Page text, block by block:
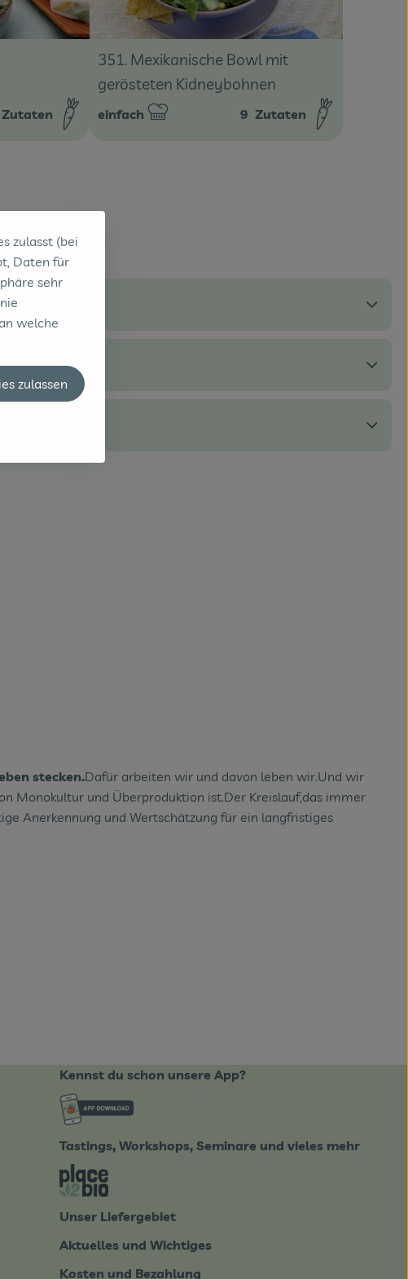
Zutaten
351. Mexikanische Bowl mit
gerösteten Kidneybohnen
Schwierigkeit:
einfach 9 Zutaten
stecken.Dafür arbeiten wir und davon leben wir.Und wir
Monokultur und Überproduktion ist.Der Kreislauf,das immer
Anerkennung und Wertschätzung für ein langfristiges
biobote_de/
0826.html
Kennst du schon unsere App?
Externer Link zu https://www.biobote-
Tastings, Workshops, Seminare und vieles mehr
Externer Link zu https://place2bio.de/
Unser Liefergebiet
Aktuelles und Wichtiges
Kosten und Bezahlung
zulasst (bei
Daten für
sehr
welche
zulassen